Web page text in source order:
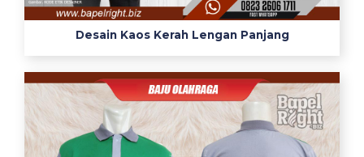
Desain Kaos Kerah Lengan Panjang